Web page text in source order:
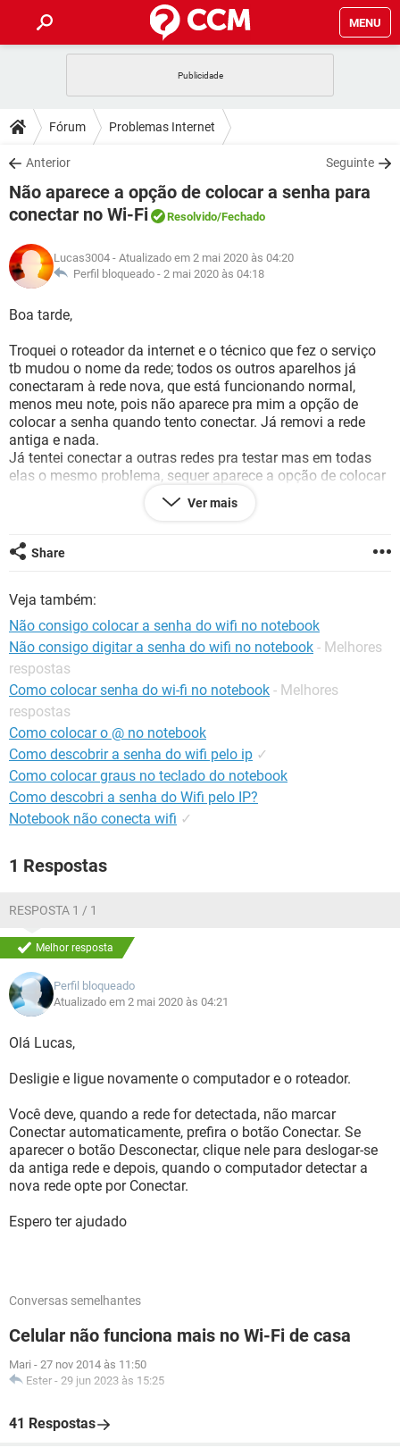
MENU
CELULAR FACEBOOK
OUTLOOK
INSTAGRAM GMAIL
GUIA DE COMPRAS
DICAS
JOGOS WHATSAPP
OUTLOOK
GUIA DE COMPRAS
DOWNLOADS
JOGOS WHATSAPP
CELULAR FACEBOOK
OUTLOOK EXCEL
INSTAGRAM
GUIA DE COMPRAS
CELULAR FACEBOOK
GUIA DE COMPRAS
GLOSSÁRIO
JOGOS
CELULAR
OUTLOOK EXCEL
INSTAGRAM GMAIL
GUIA DE COMPRAS
Fórum Problemas Internet
Anterior Seguinte
Não aparece a opção de colocar a senha para
conectar no Wi-Fi
Resolvido/Fechado
Lucas3004 - Atualizado em 2 mai 2020 às 04:20
Perfil bloqueado - 2 mai 2020 às 04:18
Boa tarde,
Troquei o roteador da internet e o técnico que fez o serviço
tb mudou o nome da rede; todos os outros aparelhos já
conectaram à rede nova, que está funcionando normal,
menos meu note, pois não aparece pra mim a opção de
colocar a senha quando tento conectar. Já removi a rede
antiga e nada.
Já tentei conectar a outras redes pra testar mas em todas
elas o mesmo problema, sequer aparece a opção de colocar
Configuração:
Ver mais
Share
Veja também:
Não consigo colocar a senha do wifi no notebook
Não consigo digitar a senha do wifi no notebook - Melhores
respostas
Como colocar senha do wi-fi no notebook - Melhores
respostas
Como colocar o @ no notebook
Como descobrir a senha do wifi pelo ip ✓
Como colocar graus no teclado do notebook
Como descobri a senha do Wifi pelo IP?
Notebook não conecta wifi ✓
1 Respostas
RESPOSTA 1 / 1
Melhor resposta
Perfil bloqueado
Atualizado em 2 mai 2020 às 04:21
Olá Lucas,
Desligie e ligue novamente o computador e o roteador.
Você deve, quando a rede for detectada, não marcar
Conectar automaticamente, prefira o botão Conectar. Se
aparecer o botão Desconectar, clique nele para deslogar-se
da antiga rede e depois, quando o computador detectar a
nova rede opte por Conectar.
Espero ter ajudado
Conversas semelhantes
Celular não funciona mais no Wi-Fi de casa
Mari - 27 nov 2014 às 11:50
Ester - 29 jun 2023 às 15:25
41 Respostas